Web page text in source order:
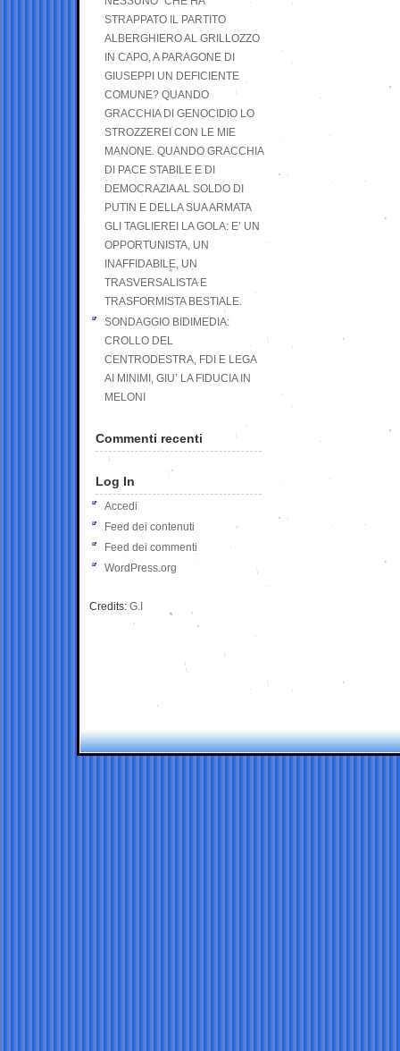
STRAPPATO IL PARTITO
ALBERGHIERO AL GRILLOZZO
IN CAPO, A PARAGONE DI
GIUSEPPI UN DEFICIENTE
COMUNE? QUANDO
GRACCHIA DI GENOCIDIO LO
STROZZEREI CON LE MIE
MANONE. QUANDO GRACCHIA
DI PACE STABILE E DI
DEMOCRAZIA AL SOLDO DI
PUTIN E DELLA SUA ARMATA
GLI TAGLIEREI LA GOLA: E’ UN
OPPORTUNISTA, UN
INAFFIDABILE, UN
TRASVERSALISTA E
TRASFORMISTA BESTIALE.
SONDAGGIO BIDIMEDIA:
CROLLO DEL
CENTRODESTRA, FDI E LEGA
AI MINIMI, GIU’ LA FIDUCIA IN
MELONI
Commenti recenti
Log In
Accedi
Feed dei contenuti
Feed dei commenti
WordPress.org
Credits: G.I